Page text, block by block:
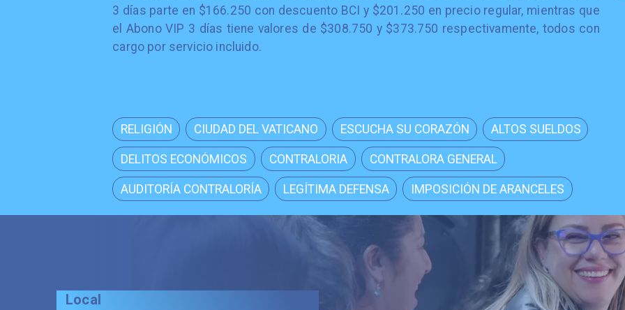
3 días parte en $166.250 con descuento BCI y $201.250 en precio regular, mientras que
el Abono VIP 3 días tiene valores de $308.750 y $373.750 respectivamente, todos con
cargo por servicio incluido.
RELIGIÓN CIUDAD DEL VATICANO ESCUCHA SU CORAZÓN ALTOS SUELDOS
DELITOS ECONÓMICOS CONTRALORIA CONTRALORA GENERAL
AUDITORÍA CONTRALORÍA LEGÍTIMA DEFENSA IMPOSICIÓN DE ARANCELES